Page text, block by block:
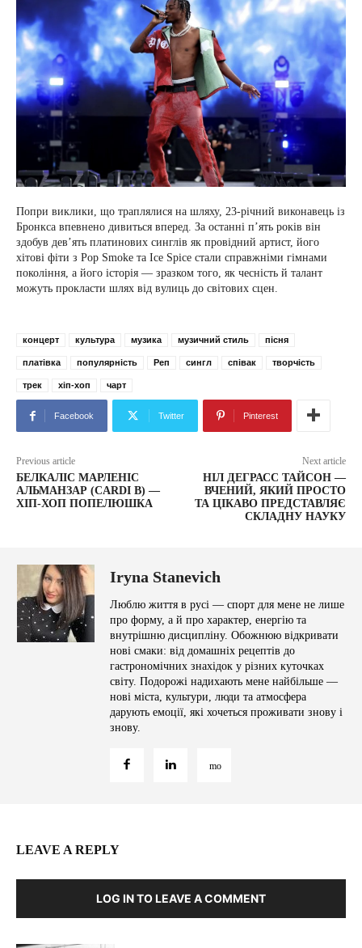
Попри виклики, що траплялися на шляху, 23-річний виконавець із
Бронкса впевнено дивиться вперед. За останні п’ять років він
здобув дев’ять платинових синглів як провідний артист, його
хітові фіти з Pop Smoke та Ice Spice стали справжніми гімнами
покоління, а його історія — зразком того, як чесність й талант
можуть прокласти шлях від вулиць до світових сцен.
концерт культура музика музичний стиль пісня
платівка популярність Реп сингл співак творчість
трек хіп-хоп чарт
Facebook Twitter Pinterest
Previous article
БЕЛКАЛІС МАРЛЕНІС
АЛЬМАНЗАР (CARDI B) —
ХІП-ХОП ПОПЕЛЮШКА
Next article
НІЛ ДЕГРАСС ТАЙСОН —
ВЧЕНИЙ, ЯКИЙ ПРОСТО
ТА ЦІКАВО ПРЕДСТАВЛЯЄ
СКЛАДНУ НАУКУ
Iryna Stanevich
Люблю життя в русі — спорт для мене не лише
про форму, а й про характер, енергію та
внутрішню дисципліну. Обожнюю відкривати
нові смаки: від домашніх рецептів до
гастрономічних знахідок у різних куточках
світу. Подорожі надихають мене найбільше —
нові міста, культури, люди та атмосфера
дарують емоції, які хочеться проживати знову і
знову.
LEAVE A REPLY
LOG IN TO LEAVE A COMMENT